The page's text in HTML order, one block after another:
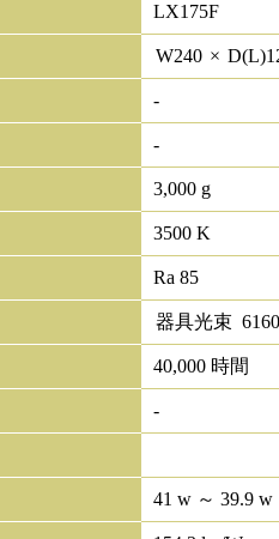
LX175F
W240 × D(L)
-
-
3,000 g
3500 K
Ra 85
器具光束
40,000 時間
-
41 w ～ 39.9 w